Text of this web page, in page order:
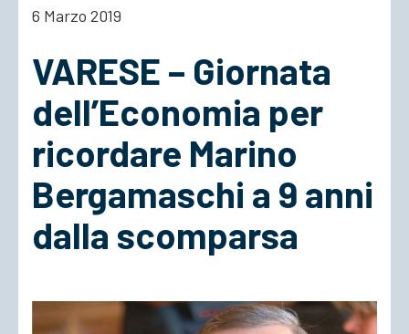
Cosa Facciamo
6 Marzo 2019
VARESE – Giornata
dell’Economia per
ricordare Marino
Bergamaschi a 9 anni
dalla scomparsa